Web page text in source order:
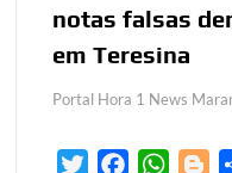
notas falsas
em Teresina
Portal Hora 1 News
W